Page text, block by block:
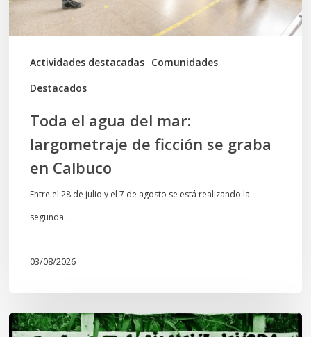
Actividades destacadas Comunidades
Destacados
ficción
se
graba
Toda el agua del mar:
largometraje de ficción se graba
en Calbuco
Entre el 28 de julio y el 7 de agosto se está realizando la
segunda…
03/08/2026
Lof